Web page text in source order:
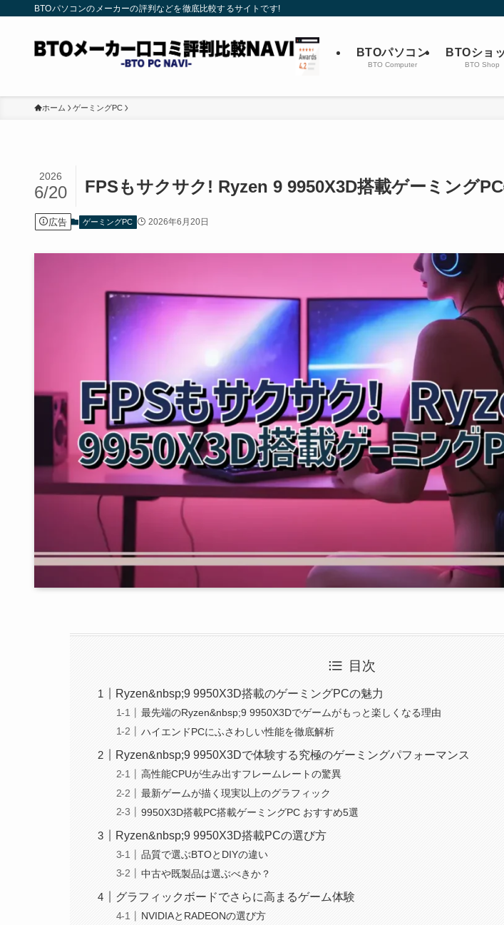
BTOパソコンのメーカーの評判などを徹底比較するサイトです!
BTOパソコン
BTO Computer
BTOショ
BTO Shop
ホーム ゲーミングPC
FPSもサクサク! Ryzen 9 9950X3D搭載ゲーミング
2026
6/20
広告 ゲーミングPC 2026年6月20日
目次
Ryzen&nbsp;9 9950X3D搭載のゲーミングPCの魅力
最先端のRyzen&nbsp;9 9950X3Dでゲームがもっと楽しくなる理由
ハイエンドPCにふさわしい性能を徹底解析
Ryzen&nbsp;9 9950X3Dで体験する究極のゲーミングパフォーマンス
高性能CPUが生み出すフレームレートの驚異
最新ゲームが描く現実以上のグラフィック
9950X3D搭載PC搭載ゲーミングPC おすすめ5選
Ryzen&nbsp;9 9950X3D搭載PCの選び方
品質で選ぶBTOとDIYの違い
中古や既製品は選ぶべきか？
グラフィックボードでさらに高まるゲーム体験
NVIDIAとRADEONの選び方